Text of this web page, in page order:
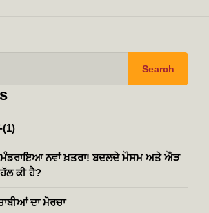
Search
(1)
ਮੰਡਰਾਇਆ ਨਵਾਂ ਖ਼ਤਰਾ! ਬਦਲਦੇ ਮੌਸਮ ਅਤੇ ਔੜ
ਕੀ ਹੈ?
ਦਾ ਮੋਰਚਾ